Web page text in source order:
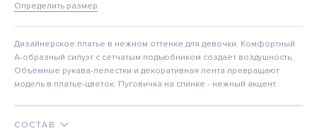
Определить размер
Дизайнерское платье в нежном оттенке для девочки. Комфортный
А-образный силуэт с сетчатым подъюбником создаёт воздушность.
Объёмные рукава-лепестки и декоративная лента превращают
модель в платье-цветок. Пуговичка на спинке - нежный акцент.
СОСТАВ